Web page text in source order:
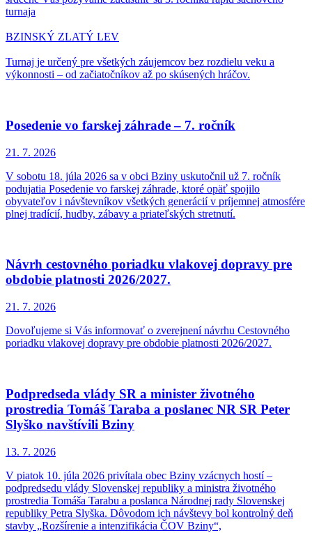
turnaja
BZINSKÝ ZLATÝ LEV
Turnaj je určený pre všetkých záujemcov bez rozdielu veku a
výkonnosti – od začiatočníkov až po skúsených hráčov.
Posedenie vo farskej záhrade – 7. ročník
21. 7. 2026
V sobotu 18. júla 2026 sa v obci Bziny uskutočnil už 7. ročník
podujatia Posedenie vo farskej záhrade, ktoré opäť spojilo
obyvateľov i návštevníkov všetkých generácií v príjemnej atmosfére
plnej tradícií, hudby, zábavy a priateľských stretnutí.
Návrh cestovného poriadku vlakovej dopravy pre
obdobie platnosti 2026/2027.
21. 7. 2026
Dovoľujeme si Vás informovať o zverejnení návrhu Cestovného
poriadku vlakovej dopravy pre obdobie platnosti 2026/2027.
Podpredseda vlády SR a minister životného
prostredia Tomáš Taraba a poslanec NR SR Peter
Slyško navštívili Bziny
13. 7. 2026
V piatok 10. júla 2026 privítala obec Bziny vzácnych hostí –
podpredsedu vlády Slovenskej republiky a ministra životného
prostredia Tomáša Tarabu a poslanca Národnej rady Slovenskej
republiky Petra Slyška. Dôvodom ich návštevy bol kontrolný deň
stavby „Rozšírenie a intenzifikácia ČOV Bziny“,